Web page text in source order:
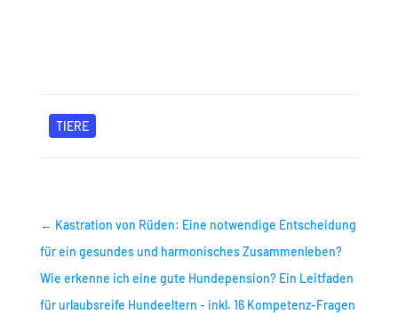
TIERE
← Kastration von Rüden: Eine notwendige Entscheidung
für ein gesundes und harmonisches Zusammenleben?
Wie erkenne ich eine gute Hundepension? Ein Leitfaden
für urlaubsreife Hundeeltern - inkl. 16 Kompetenz-Fragen